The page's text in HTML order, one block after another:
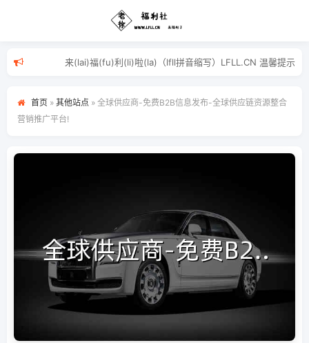
来(lai)福(fu)利(li)啦(la)（lfll拼音缩写）LFLL.CN 温馨提示：
首页 » 其他站点 » 全球供应商-免费B2B信息发布-全球供应链资源整合
营销推广平台!